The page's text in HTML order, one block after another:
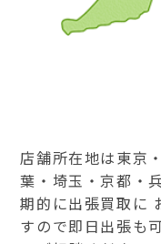
店舗所在地は東京
葉・埼玉・京都・
期的に出張買取に
すので即日出張も